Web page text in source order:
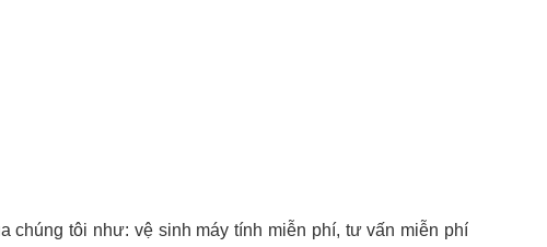
chúng tôi như: vệ sinh máy tính miễn phí, tư vấn miễn phí